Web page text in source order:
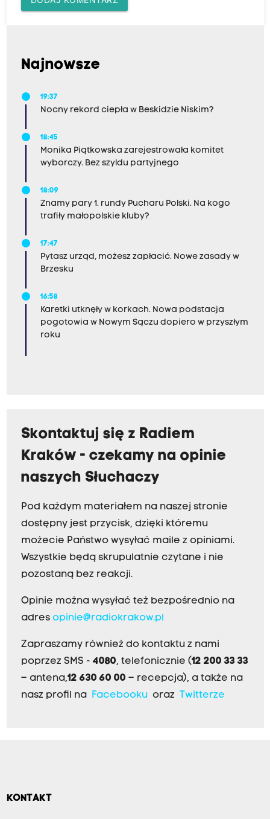
Najnowsze
19:37
Nocny rekord ciepła w Beskidzie Niskim?
18:45
Monika Piątkowska zarejestrowała komitet
wyborczy. Bez szyldu partyjnego
18:09
Znamy pary 1. rundy Pucharu Polski. Na kogo
trafiły małopolskie kluby?
17:47
Pytasz urząd, możesz zapłacić. Nowe zasady w
Brzesku
16:58
Karetki utknęły w korkach. Nowa podstacja
pogotowia w Nowym Sączu dopiero w przyszłym
roku
Skontaktuj się z Radiem
Kraków - czekamy na opinie
naszych Słuchaczy
Pod każdym materiałem na naszej stronie
dostępny jest przycisk, dzięki któremu
możecie Państwo wysyłać maile z opiniami.
Wszystkie będą skrupulatnie czytane i nie
pozostaną bez reakcji.
Opinie można wysyłać też bezpośrednio na
adres opinie@radiokrakow.pl
Zapraszamy również do kontaktu z nami
poprzez SMS - 4080, telefonicznie (12 200 33 33
– antena,12 630 60 00 – recepcja), a także na
nasz profil na
Facebookuoraz Twitterze
KONTAKT